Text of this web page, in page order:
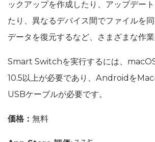
ックアップを作成したり、アップデー
たり、異なるデバイス間でファイルを
データを復元するなど、さまざまな作業
Smart Switchを実行するには、
10.5以上が必要であり、Androidを
USBケーブルが必要です。
価格： 無料